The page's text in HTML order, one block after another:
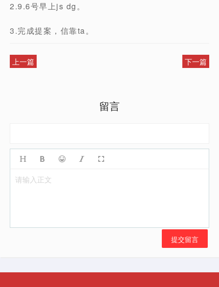
2.9.6号早上js dg。
3.完成提案，信靠ta。
上一篇 下一篇
留言
请输入正文
提交留言